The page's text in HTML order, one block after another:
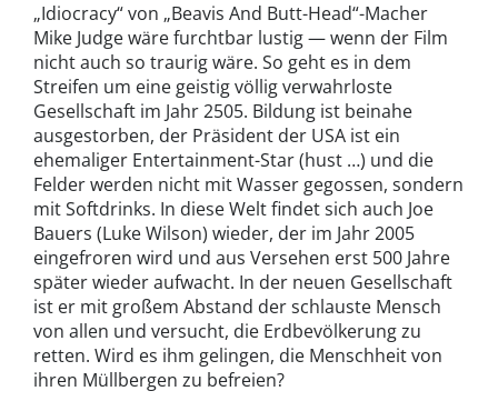
„Idiocracy“ von „Beavis And Butt-Head“-Macher
Mike Judge wäre furchtbar lustig — wenn der Film
nicht auch so traurig wäre. So geht es in dem
Streifen um eine geistig völlig verwahrloste
Gesellschaft im Jahr 2505. Bildung ist beinahe
ausgestorben, der Präsident der USA ist ein
ehemaliger Entertainment-Star (hust …) und die
Felder werden nicht mit Wasser gegossen, sondern
mit Softdrinks. In diese Welt findet sich auch Joe
Bauers (Luke Wilson) wieder, der im Jahr 2005
eingefroren wird und aus Versehen erst 500 Jahre
später wieder aufwacht. In der neuen Gesellschaft
ist er mit großem Abstand der schlauste Mensch
von allen und versucht, die Erdbevölkerung zu
retten. Wird es ihm gelingen, die Menschheit von
ihren Müllbergen zu befreien?